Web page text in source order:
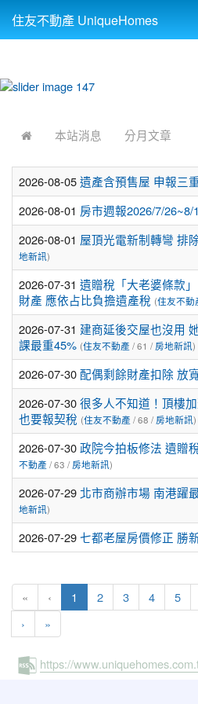
住友不動產 UniqueHomes
本站消息 分月文章
2026-08-05遺產含預售屋 申報三
2026-08-01 房市週報2026/7/26~8/1
2026-08-01 屋頂光電新制轉彎 排
地新訊)
2026-07-31 遺贈稅「大老婆條款
財產 應依占比負擔遺產稅 (住友不動
2026-07-31 建商延後交屋也沒用
課最重45% (住友不動產 / 61 / 房地新訊)
2026-07-30配偶剩餘財產扣除 放
2026-07-30很多人不知道！頂樓
也要報契稅 (住友不動產 / 68 / 房地新訊)
2026-07-30政院今拍板修法 遺贈
不動產 / 63 / 房地新訊)
2026-07-29 北市商辦市場 南港躍
地新訊)
2026-07-29七都老屋房價修正 勝
« ‹ 1 (current)
2 3 4 5
›
»
https://